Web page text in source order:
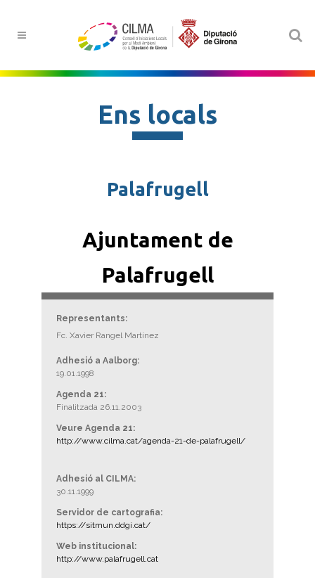
Ens locals
Palafrugell
Ajuntament de
Palafrugell
Representants:
Fc. Xavier Rangel Martínez
Adhesió a Aalborg:
19.01.1998
Agenda 21:
Finalitzada 26.11.2003
Veure Agenda 21:
http://www.cilma.cat/agenda-21-de-palafrugell/
Adhesió al CILMA:
30.11.1999
Servidor de cartografia:
https://sitmun.ddgi.cat/
Web institucional:
http://www.palafrugell.cat